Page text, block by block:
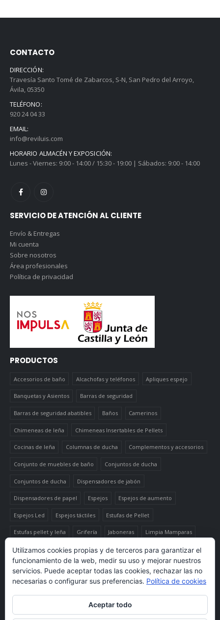
CONTACTO
DIRECCIÓN:
Travesía Santo Tomé de Zabarcos, S-N, San Pedro del Arroyo,
Ávila, 05350
TELÉFONO:
920 24 04 33
EMAIL:
info@reviluis.com
HORARIO ALMACÉN Y EXPOSICIÓN:
Lunes - Viernes: 9:00 - 14:00 / 15:30 - 19:00 | Sábados: 9:00 - 14:00
SERVICIO DE ATENCIÓN AL CLIENTE
Envío & Entregas
Mi cuenta
Sobre nosotros
Área profesionales
Política de privacidad
PRODUCTOS
Accesorios de baño Alcachofas y teléfonos Apliques espejo
Banquetas y Asientos Barras de seguridad
Barras de seguridad abatibles Baños Camerinos
Chimeneas de leña Chimeneas Insertables de Pellets
Cocinas de leña Columnas de ducha Complementos y accesorios
Conjunto de muebles de baño Conjuntos de ducha
Conjuntos de ducha Dispensadores de jabón
Dispensadores de papel Espejos Espejos de aumento
Espejos Led Espejos táctiles Estufas de Pellet
Estufas pellet y leña Grifería Jaboneras Limpia Mamparas
Luminaria Mueble auxiliar alto Muebles de baño Papeleras
Termo-productos de leña TermoChimeneas de Pellets
TermoEstufas de Pellets Toalleros eléctricos secatoallas
Utilizamos cookies propias y de terceros para garantizar el
funcionamiento de la web, medir su uso y mejorar nuestros
servicios. Puede aceptar todas las cookies, rechazar las no
necesarias o configurar sus preferencias. Política de cookies
Aceptar todo